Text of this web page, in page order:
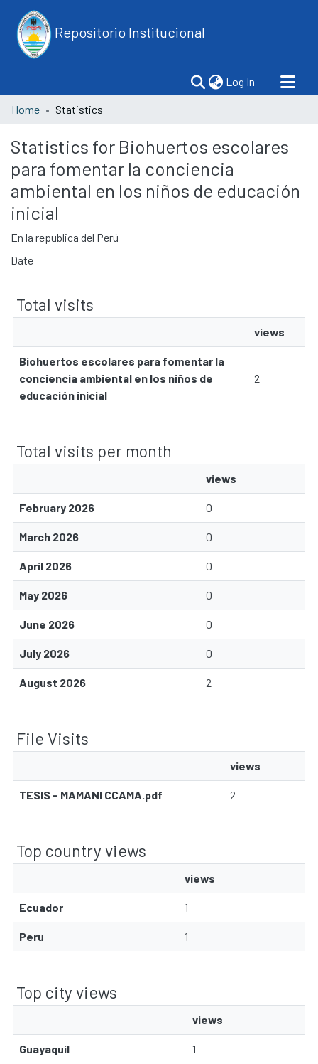
Repositorio Institucional
Log In (current)
All of DSpace
Contacto
Home Statistics
Statistics for Biohuertos escolares
para fomentar la conciencia
ambiental en los niños de educación
inicial
En la republica del Perú
Date
Total visits
views
Biohuertos escolares para fomentar la
conciencia ambiental en los niños de
educación inicial
2
Total visits per month
views
February 2026 0
March 2026 0
April 2026 0
May 2026 0
June 2026 0
July 2026 0
August 2026 2
File Visits
views
TESIS - MAMANI CCAMA.pdf 2
Top country views
views
Ecuador 1
Peru 1
Top city views
views
Guayaquil 1